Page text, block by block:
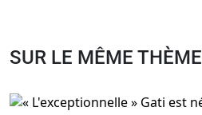
SUR LE MÊME THÈME